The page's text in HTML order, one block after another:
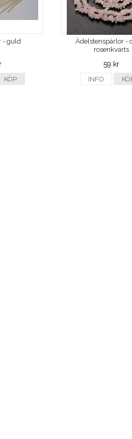
- guld
KÖP
Ädelstenspärlor -
rosenkvarts
59 kr
INFO